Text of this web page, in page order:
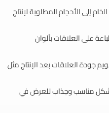
إلى الأحجام المطلوبة لإنتاج
على العلاقات بألوان
جودة العلاقات بعد الإنتاج مثل
بشكل مناسب وجذاب للعرض في